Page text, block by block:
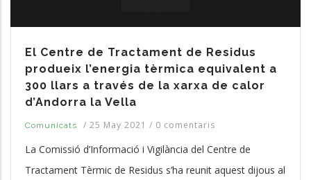
El Centre de Tractament de Residus
produeix l’energia tèrmica equivalent a
300 llars a través de la xarxa de calor
d’Andorra la Vella
Comunicats / 25 May 2021 / 0 comentaris
La Comissió d’Informació i Vigilància del Centre de
Tractament Tèrmic de Residus s’ha reunit aquest dijous al